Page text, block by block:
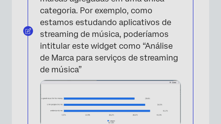
categoria. Por exemplo, como
estamos estudando aplicativos de
streaming de música, poderíamos
intitular este widget como “Análise
de Marca para serviços de streaming
de música”